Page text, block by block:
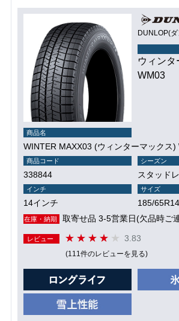
DUNLOP(
ウィンタ
WM03
商品名
WINTER MAXX03 (ウィンターマックス)
商品コード
338844
シーズン
スタッド
インチ
14インチ
サイズ
185/65R14
在庫・納期 取寄せ品 3-5営業日(欠品時ご
レビュー 3.83
(111件のレビューを見る)